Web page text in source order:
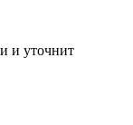
и уточнит